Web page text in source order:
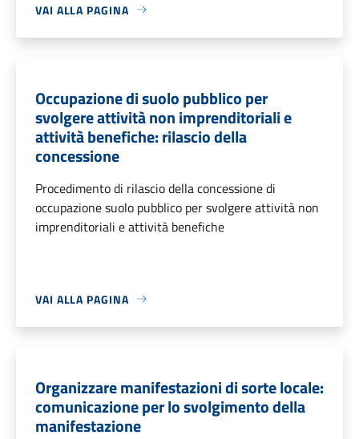
VAI ALLA PAGINA
Occupazione di suolo pubblico per
svolgere attività non imprenditoriali e
attività benefiche: rilascio della
concessione
Procedimento di rilascio della concessione di
occupazione suolo pubblico per svolgere attività non
imprenditoriali e attività benefiche
VAI ALLA PAGINA
Organizzare manifestazioni di sorte locale:
comunicazione per lo svolgimento della
manifestazione